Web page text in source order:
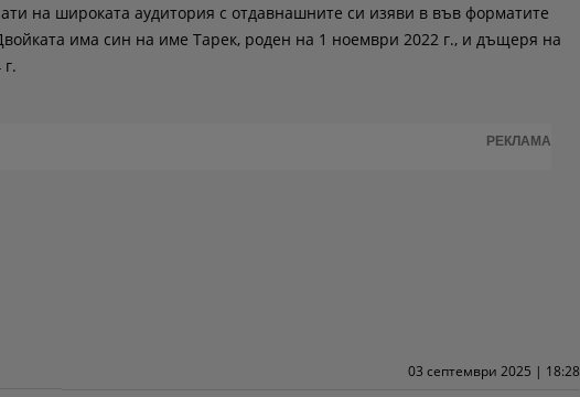
на широката аудитория с отдавнашните си изяви в във форматите
има син на име Тарек, роден на 1 ноември 2022 г., и дъщеря на
РЕКЛАМА
03 септември 2025 | 18:28